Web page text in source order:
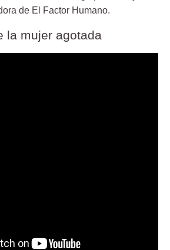
de El Factor Humano.
la mujer agotada